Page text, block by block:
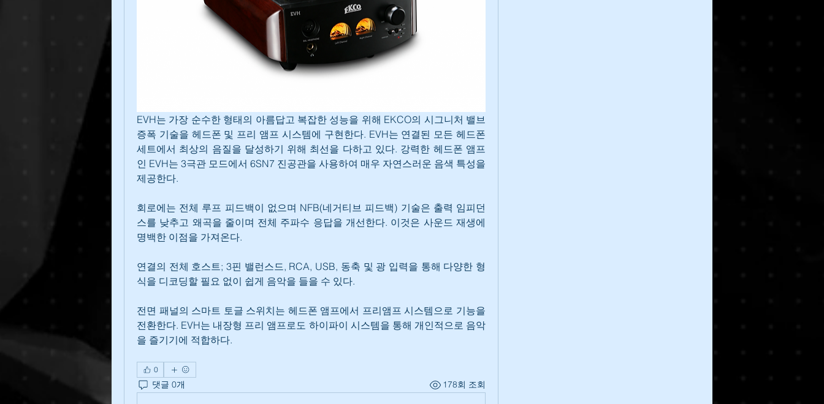
EVH는 가장 순수한 형태의 아름답고 복잡한 성능을 위해 EKCO의 시그니처 밸브
증폭 기술을 헤드폰 및 프리 앰프 시스템에 구현한다. EVH는 연결된 모든 헤드폰
세트에서 최상의 음질을 달성하기 위해 최선을 다하고 있다. 강력한 헤드폰 앰프
인 EVH는 3극관 모드에서 6SN7 진공관을 사용하여 매우 자연스러운 음색 특성을
제공한다.
회로에는 전체 루프 피드백이 없으며 NFB(네거티브 피드백) 기술은 출력 임피던
스를 낮추고 왜곡을 줄이며 전체 주파수 응답을 개선한다. 이것은 사운드 재생에
명백한 이점을 가져온다.
연결의 전체 호스트; 3핀 밸런스드, RCA, USB, 동축 및 광 입력을 통해 다양한 형
식을 디코딩할 필요 없이 쉽게 음악을 들을 수 있다.
전면 패널의 스마트 토글 스위치는 헤드폰 앰프에서 프리앰프 시스템으로 기능을
전환한다. EVH는 내장형 프리 앰프로도 하이파이 시스템을 통해 개인적으로 음악
을 즐기기에 적합하다.
0
댓글 0개 178회 조회